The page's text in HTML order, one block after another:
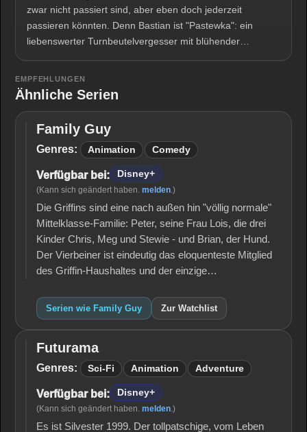
zwar nicht passiert sind, aber eben doch jederzeit
passieren könnten. Denn Bastian ist "Pastewka": ein
liebenswerter Turnbeutelvergesser mit blühender…
EMPFEHLUNGEN
Ähnliche Serien
Family
Guy
Family Guy
Genres: Animation Comedy
Verfügbar bei: Disney+
(Kann sich geändert haben. melden.)
Die Griffins sind eine nach außen hin "völlig normale"
Mittelklasse-Familie: Peter, seine Frau Lois, die drei
Kinder Chris, Meg und Stewie - und Brian, der Hund.
Der Vierbeiner ist eindeutig das eloquenteste Mitglied
des Griffin-Haushaltes und der einzige…
Serien wie Family Guy Zur Watchlist
Futurama
Futurama
Genres: Sci-Fi Animation Adventure
Verfügbar bei: Disney+
(Kann sich geändert haben. melden.)
Es ist Silvester 1999. Der tollpatschige, vom Leben